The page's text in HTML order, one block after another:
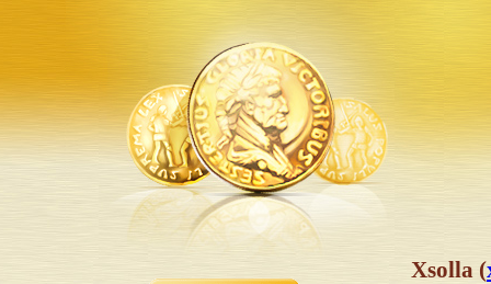
Xsolla (